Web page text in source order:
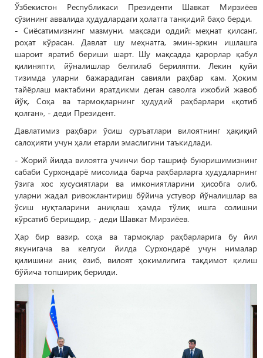
Ўзбекистон Республикаси Президенти Шавкат Мирзиёев
сўзининг аввалида ҳудудлардаги ҳолатга танқидий баҳо берди.
- Сиёсатимизнинг мазмуни, мақсади оддий: меҳнат қилсанг,
роҳат кўрасан. Давлат шу меҳнатга, эмин-эркин ишлашга
шароит яратиб бериши шарт. Шу мақсадда қарорлар қабул
қилиняпти, йўналишлар белгилаб бериляпти. Лекин қуйи
тизимда уларни бажарадиган савияли раҳбар кам. Ҳоким
тайёрлаш мактабини яратдикми деган саволга ижобий жавоб
йўқ. Соҳа ва тармоқларнинг ҳудудий раҳбарлари «қотиб
қолган», - деди Президент.
Давлатимиз раҳбари ўсиш суръатлари вилоятнинг ҳақиқий
салоҳияти учун ҳали етарли эмаслигини таъкидлади.
- Жорий йилда вилоятга учинчи бор ташриф буюришимизнинг
сабаби Сурхондарё мисолида барча раҳбарларга ҳудудларнинг
ўзига хос хусусиятлари ва имкониятларини ҳисобга олиб,
уларни жадал ривожлантириш бўйича устувор йўналишлар ва
ўсиш нуқталарини аниқлаш ҳамда тўлиқ ишга солишни
кўрсатиб беришдир, - деди Шавкат Мирзиёев.
Ҳар бир вазир, соҳа ва тармоқлар раҳбарларига бу йил
якунигача ва келгуси йилда Сурхондарё учун нималар
қилишини аниқ ёзиб, вилоят ҳокимлигига тақдимот қилиш
бўйича топшириқ берилди.